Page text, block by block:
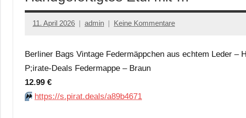
11. April 2026 admin Keine Kommentare
Berliner Bags Vintage Federmäppchen aus echtem Leder
P;irate-Deals Federmappe – Braun
12.99 €
⏩️ https://s.pirat.deals/a89b4671